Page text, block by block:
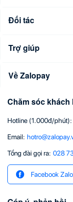
Đối tác
Trợ giúp
Về Zalopay
Chăm sóc khách
Hotline (1.000đ/phút):
Email:
Tổng đài gọi ra: 028
Facebook